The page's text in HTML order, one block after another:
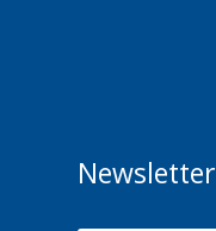
Newsletter